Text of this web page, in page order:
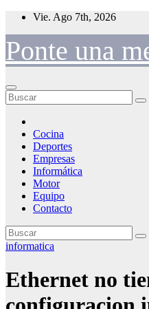
Saltar
contenido
Vie. Ago 7th, 2026
Ponte una
Cocina
Deportes
Empresas
Informática
Motor
Equipo
Contacto
informatica
Ethernet no